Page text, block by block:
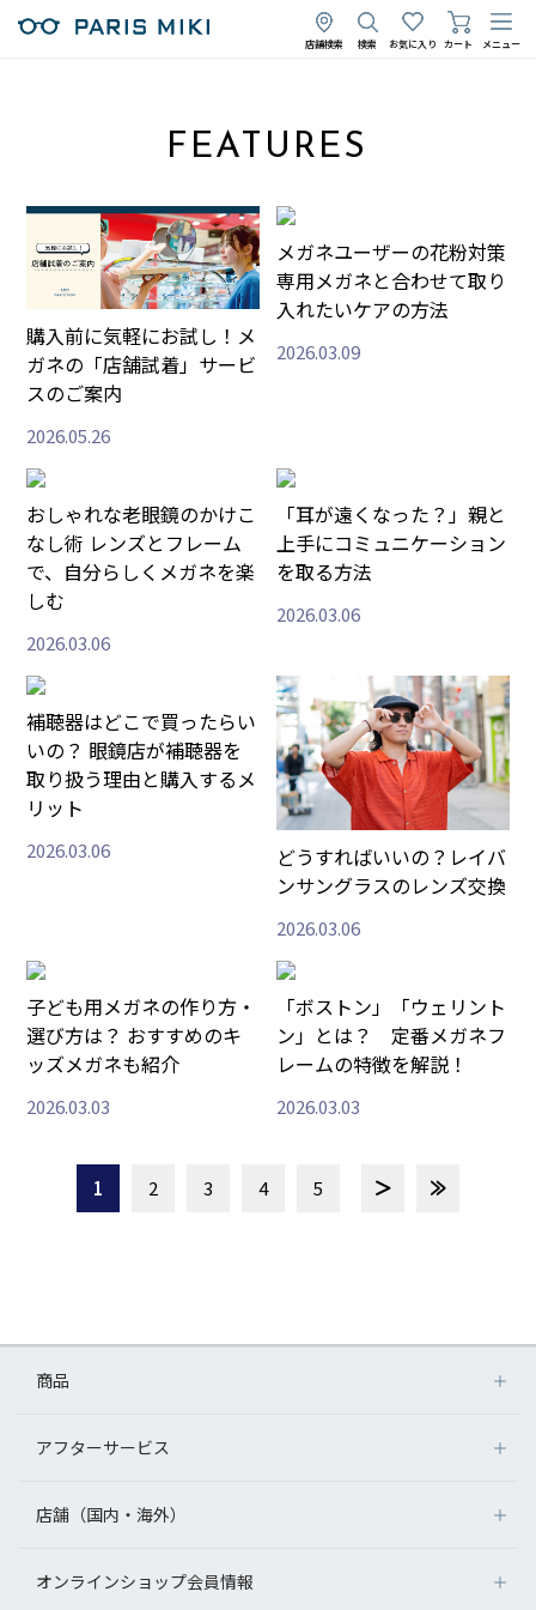
店舗検索 検索 お気に入り カート メニュー
FEATURES
購入前に気軽にお試し！メ
ガネの「店舗試着」サービ
スのご案内
2026.05.26
メガネユーザーの花粉対策
専用メガネと合わせて取り
入れたいケアの方法
2026.03.09
おしゃれな老眼鏡のかけこ
なし術 レンズとフレーム
で、自分らしくメガネを楽
しむ
2026.03.06
「耳が遠くなった？」親と
上手にコミュニケーション
を取る方法
2026.03.06
補聴器はどこで買ったらい
いの？ 眼鏡店が補聴器を
取り扱う理由と購入するメ
リット
2026.03.06
どうすればいいの？レイバ
ンサングラスのレンズ交換
2026.03.06
子ども用メガネの作り方・
選び方は？ おすすめのキ
ッズメガネも紹介
2026.03.03
「ボストン」「ウェリント
ン」とは？ 定番メガネフ
レームの特徴を解説！
2026.03.03
1 2 3 4 5
商品
アフターサービス
店舗（国内・海外）
オンラインショップ会員情報